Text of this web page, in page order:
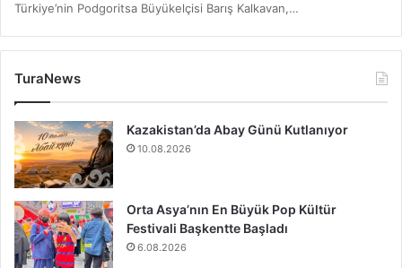
Türkiye’nin Podgoritsa Büyükelçisi Barış Kalkavan,…
TuraNews
Kazakistan’da Abay Günü Kutlanıyor
10.08.2026
Orta Asya’nın En Büyük Pop Kültür
Festivali Başkentte Başladı
6.08.2026